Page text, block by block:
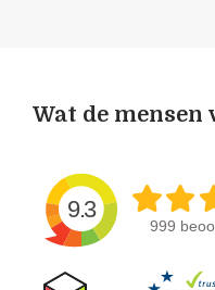
Wat de mensen
9.3
999